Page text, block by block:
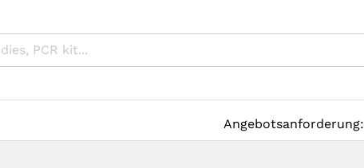
Angebotsanforderung: